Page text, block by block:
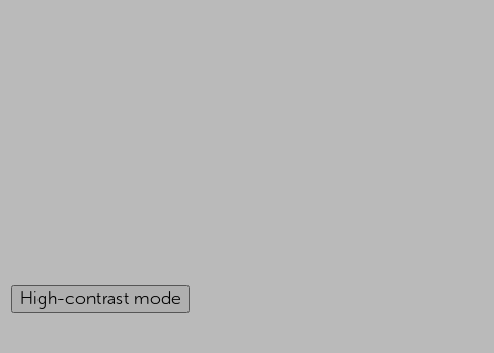
High-contrast mode